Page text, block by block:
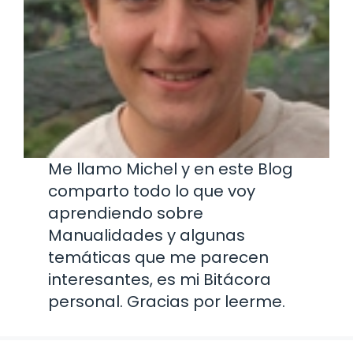
Me llamo Michel y en este Blog
comparto todo lo que voy
aprendiendo sobre
Manualidades y algunas
temáticas que me parecen
interesantes, es mi Bitácora
personal. Gracias por leerme.